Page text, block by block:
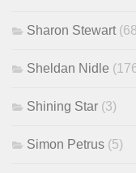
Sharon Stewart
Sheldan Nidle
Shining Star (3)
Simon Petrus (5)